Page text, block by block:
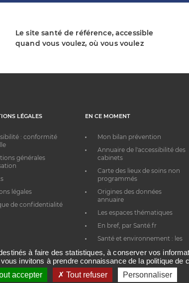
Le site santé de référence, accessible
quand vous voulez, où vous voulez
LÉGALES
: conformité
générales
légales
de confidentialité
EN CE MOMENT
Mon bilan prévention
Annuaire de l'accessibilité des
cabinets
Carte des lieux de soins non
programmés
Origines des données
annuaire
Les espaces thématiques
En bref, par Santé.fr
Santé et environnement : les
à faire des statistiques, à conserver vos
invitons à prendre connaissance de la politique de
accepter
Tout refuser Personnaliser